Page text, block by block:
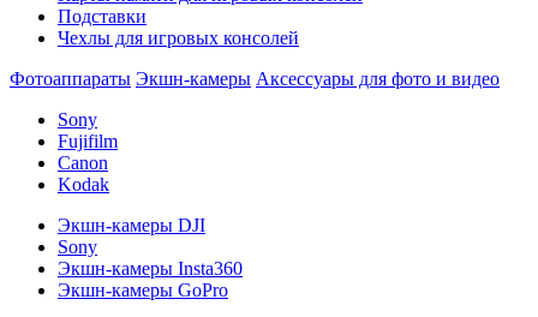
Подставки
Чехлы для игровых консолей
Фотоаппараты Экшн-камеры Аксессуары для фото и видео
Sony
Fujifilm
Canon
Kodak
Экшн-камеры DJI
Sony
Экшн-камеры Insta360
Экшн-камеры GoPro